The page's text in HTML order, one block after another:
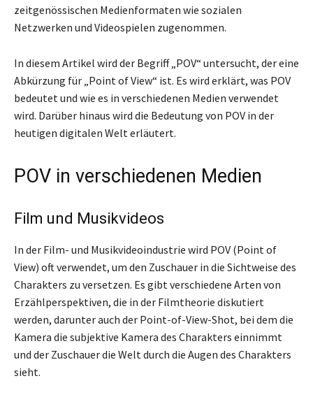
zeitgenössischen Medienformaten wie sozialen
Netzwerken und Videospielen zugenommen.
In diesem Artikel wird der Begriff „POV“ untersucht, der eine
Abkürzung für „Point of View“ ist. Es wird erklärt, was POV
bedeutet und wie es in verschiedenen Medien verwendet
wird. Darüber hinaus wird die Bedeutung von POV in der
heutigen digitalen Welt erläutert.
POV in verschiedenen Medien
Film und Musikvideos
In der Film- und Musikvideoindustrie wird POV (Point of
View) oft verwendet, um den Zuschauer in die Sichtweise des
Charakters zu versetzen. Es gibt verschiedene Arten von
Erzählperspektiven, die in der Filmtheorie diskutiert
werden, darunter auch der Point-of-View-Shot, bei dem die
Kamera die subjektive Kamera des Charakters einnimmt
und der Zuschauer die Welt durch die Augen des Charakters
sieht.